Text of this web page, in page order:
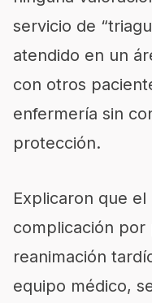
servicio de
atendido en un
con otros
enfermería sin
protección.
Explicaron que
complicación
reanimación
equipo médico,